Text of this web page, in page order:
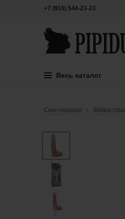
+7 (910) 544-23-23
Весь каталог
Секс-игрушки Вибраторы